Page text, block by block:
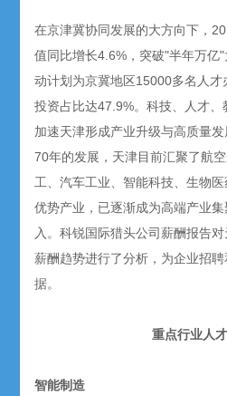
在京津冀协同发展的大方向下，
值同比增长4.6%，突破"半年万亿"
动计划为京冀地区15000多名人
投资占比达47.9%。科技、人才、
加速天津形成产业升级与高质量
70年的发展，天津目前汇聚了航
工、汽车工业、智能科技、生物
优势产业，已逐渐成为高端产业
入。科锐国际猎头公司薪酬报告
薪酬趋势进行了分析，为企业招
据。
重点行业人
智能制造